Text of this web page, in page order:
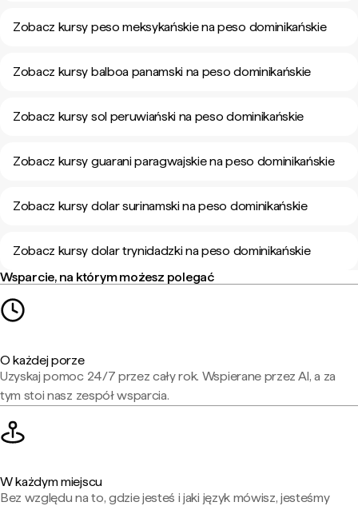
Zobacz kursy peso meksykańskie na peso dominikańskie
Zobacz kursy balboa panamski na peso dominikańskie
Zobacz kursy sol peruwiański na peso dominikańskie
Zobacz kursy guarani paragwajskie na peso dominikańskie
Zobacz kursy dolar surinamski na peso dominikańskie
Zobacz kursy dolar trynidadzki na peso dominikańskie
Wsparcie, na którym możesz polegać
O każdej porze
Uzyskaj pomoc 24/7 przez cały rok. Wspierane przez AI, a za
tym stoi nasz zespół wsparcia.
W każdym miejscu
Bez względu na to, gdzie jesteś i jaki język mówisz, jesteśmy